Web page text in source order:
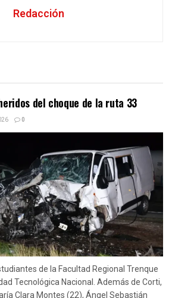
Redacción
del choque de la ruta 33
0
de la Facultad Regional Trenque
Tecnológica Nacional. Además de Corti,
Clara Montes (22), Ángel Sebastián